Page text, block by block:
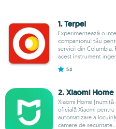
1. Terpel
Experimentează o
companionul tău
servicii din Columbia.
acest instrument
5.0
2. Xiaomi Home
Xiaomi Home
oficială Xiaomi
automatizare a
camere de securitate...